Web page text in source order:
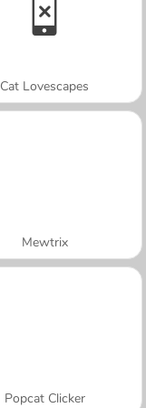
Cat Lovescapes
Mewtrix
Popcat Clicker